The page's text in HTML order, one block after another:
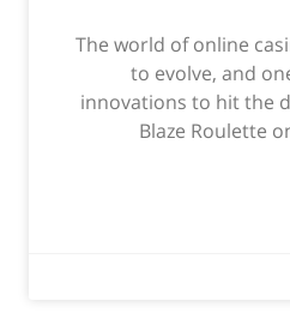
The world of online
to evolve, and
innovations to hit the
Blaze Roulette